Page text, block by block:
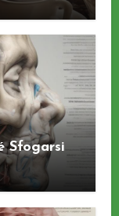
Sfogarsi